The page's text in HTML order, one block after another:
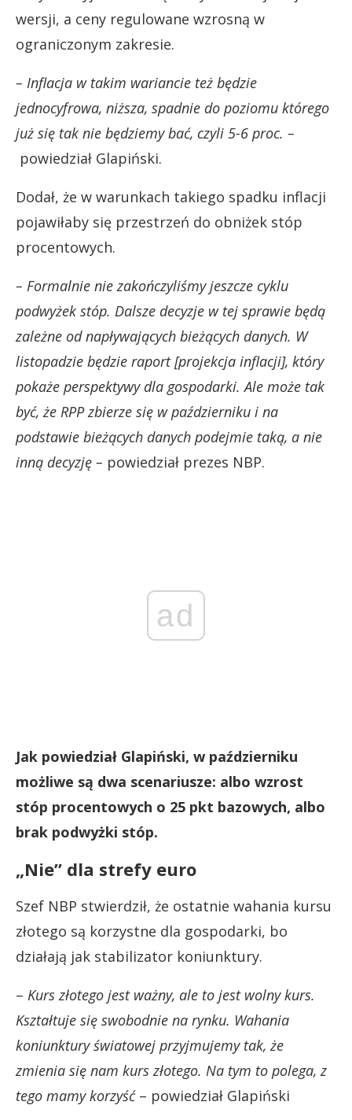
wersji, a ceny regulowane wzrosną w
ograniczonym zakresie.
– Inflacja w takim wariancie też będzie
jednocyfrowa, niższa, spadnie do poziomu którego
już się tak nie będziemy bać, czyli 5-6 proc. –
powiedział Glapiński.
Dodał, że w warunkach takiego spadku inflacji
pojawiłaby się przestrzeń do obniżek stóp
procentowych.
– Formalnie nie zakończyliśmy jeszcze cyklu
podwyżek stóp. Dalsze decyzje w tej sprawie będą
zależne od napływających bieżących danych. W
listopadzie będzie raport [projekcja inflacji], który
pokaże perspektywy dla gospodarki. Ale może tak
być, że RPP zbierze się w październiku i na
podstawie bieżących danych podejmie taką, a nie
inną decyzję – powiedział prezes NBP.
ad
Jak powiedział Glapiński, w październiku
możliwe są dwa scenariusze: albo wzrost
stóp procentowych o 25 pkt bazowych, albo
brak podwyżki stóp.
„Nie” dla strefy euro
Szef NBP stwierdził, że ostatnie wahania kursu
złotego są korzystne dla gospodarki, bo
działają jak stabilizator koniunktury.
– Kurs złotego jest ważny, ale to jest wolny kurs.
Kształtuje się swobodnie na rynku. Wahania
koniunktury światowej przyjmujemy tak, że
zmienia się nam kurs złotego. Na tym to polega, z
tego mamy korzyść– powiedział Glapiński